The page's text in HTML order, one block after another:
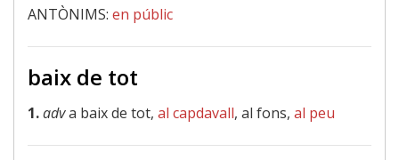
ANTÒNIMS: en públic
baix de tot
1.adva baix de tot, al capdavall, al fons, al peu